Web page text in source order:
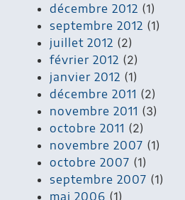
décembre 2012 (1)
septembre 2012 (1)
juillet 2012 (2)
février 2012 (2)
janvier 2012 (1)
décembre 2011 (2)
novembre 2011 (3)
octobre 2011 (2)
novembre 2007 (1)
octobre 2007 (1)
septembre 2007 (1)
mai 2006 (1)